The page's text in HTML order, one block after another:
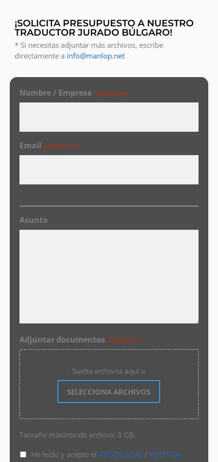
¡SOLICITA PRESUPUESTO A NUESTRO
TRADUCTOR JURADO BÚLGARO!
* Si necesitas adjuntar más archivos, escribe
directamente a info@manlop.net
Nombre / Empresa (Obligatorio)
Email (Obligatorio)
Asunto
Adjuntar documentos (Obligatorio)
Suelta archivos aquí o
SELECCIONA ARCHIVOS
Tamaño máximo de archivo: 3 GB.
He leído y acepto el AVISO LEGAL/ POLITICA